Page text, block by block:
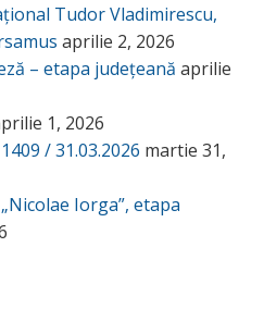
Tudor Vladimirescu,
aprilie 2, 2026
– etapa județeană aprilie
1, 2026
/ 31.03.2026 martie 31,
Iorga”, etapa